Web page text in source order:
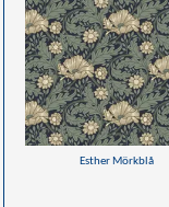
Esther Mörkblå